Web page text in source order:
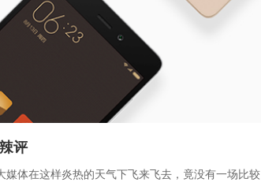
评
体在这样炎热的天气下飞来飞去，竟没有一场比较